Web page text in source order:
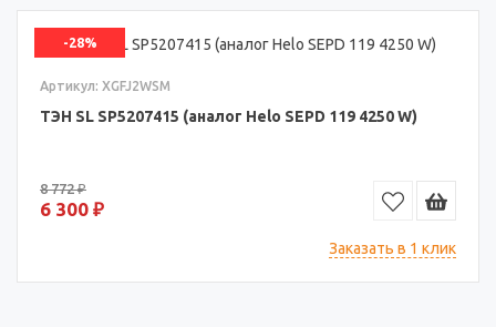
-28%
Артикул: XGFJ2WSM
ТЭН SL SP5207415 (аналог Helo SEPD 119 4250 W)
8 772 ₽
6 300 ₽
Заказать в 1 клик